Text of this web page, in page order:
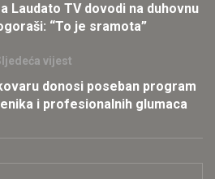
Laudato TV dovodi na duhovnu
“To je sramota”
vijest
donosi poseban program
i profesionalnih glumaca